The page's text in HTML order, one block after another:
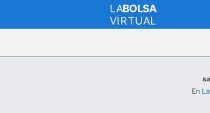
LABOLSA
VIRTUAL
En